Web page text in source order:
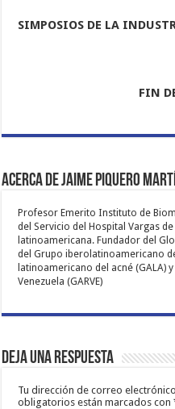
SIMPOSIOS DE LA
FIN
Acerca de Jaime Piquero
Profesor Emerito Instituto de
del Servicio del Hospital Vargas
latinoamericana. Fundador del
del Grupo iberolatinoamericano
latinoamericano del acné (GALA)
Venezuela (GARVE)
Deja una respuesta
Tu dirección de correo
obligatorios están marcados con